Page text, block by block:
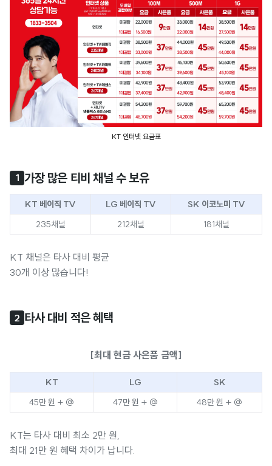
KT 인터넷 요금표
1 가장 많은 티비 채널 수 보유
KT 베이직 TV LG 베이직 TV
SK 이코노미 TV
235채널
212채널 181채널
KT 채널은 타사 대비 평균
30개 이상 많습니다!
2 타사 대비 적은 혜택
[최대 현금 사은품 금액]
KT LG
SK
45만 원 + @
47만 원 + @ 48만 원 + @
KT는 타사 대비 최소 2만 원,
최대 21만 원 혜택 차이가 납니다.